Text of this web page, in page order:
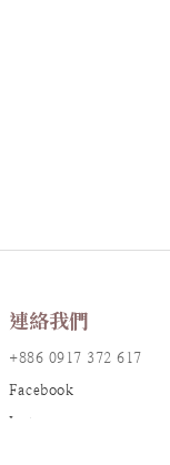
連絡我們
+886 0917 372 617
Facebook
Instagram